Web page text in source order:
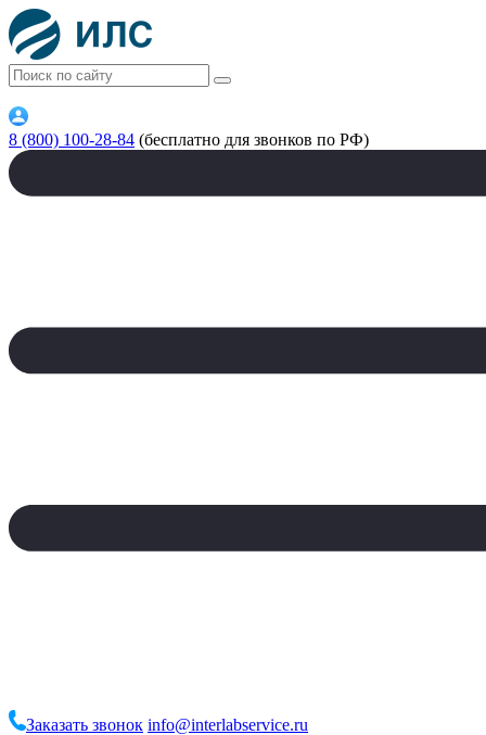
8 (800) 100-28-84 (бесплатно для звонков по РФ)
Заказать звонок info@interlabservice.ru